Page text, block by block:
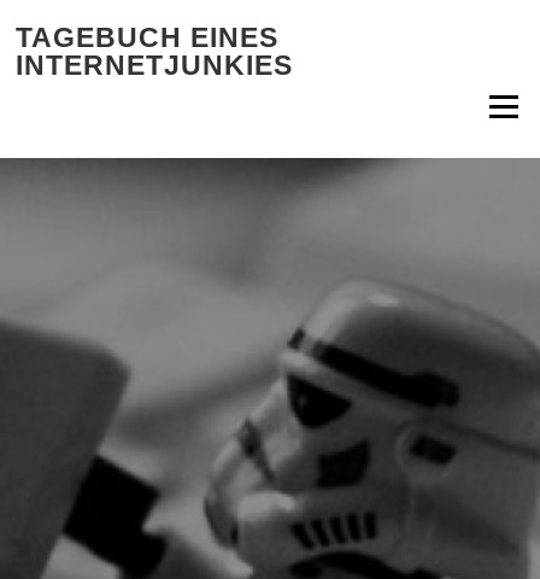
TAGEBUCH EINES
INTERNETJUNKIES
Menü